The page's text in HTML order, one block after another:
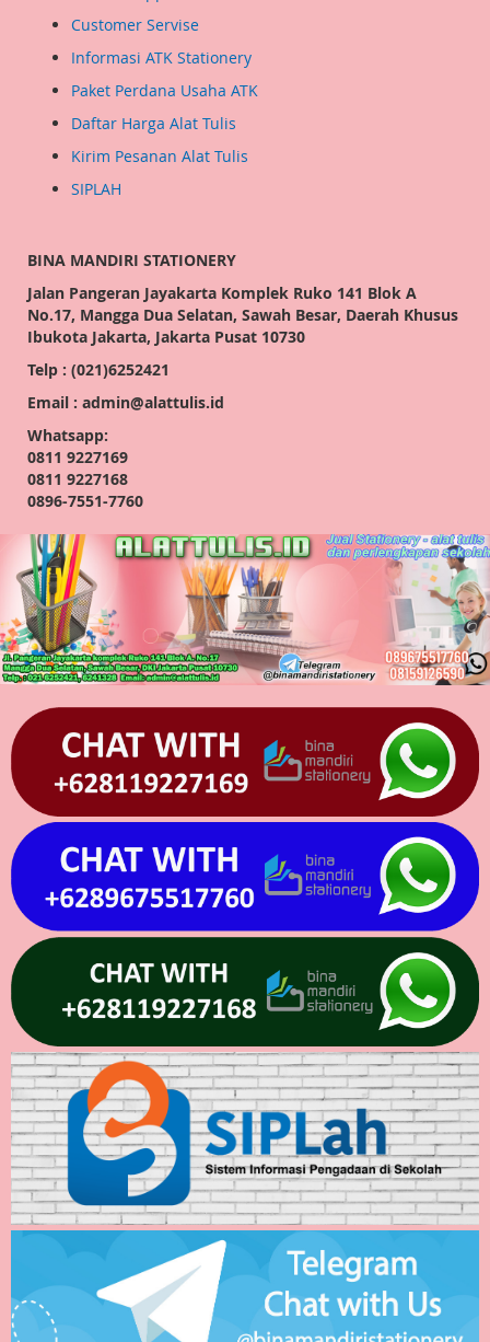
Customer Servise
Informasi ATK Stationery
Paket Perdana Usaha ATK
Daftar Harga Alat Tulis
Kirim Pesanan Alat Tulis
SIPLAH
BINA MANDIRI STATIONERY
Jalan Pangeran Jayakarta Komplek Ruko 141 Blok A
No.17, Mangga Dua Selatan, Sawah Besar, Daerah Khusus
Ibukota Jakarta, Jakarta Pusat 10730
Telp : (021)6252421
Email : admin@alattulis.id
Whatsapp:
0811 9227169
0811 9227168
0896-7551-7760